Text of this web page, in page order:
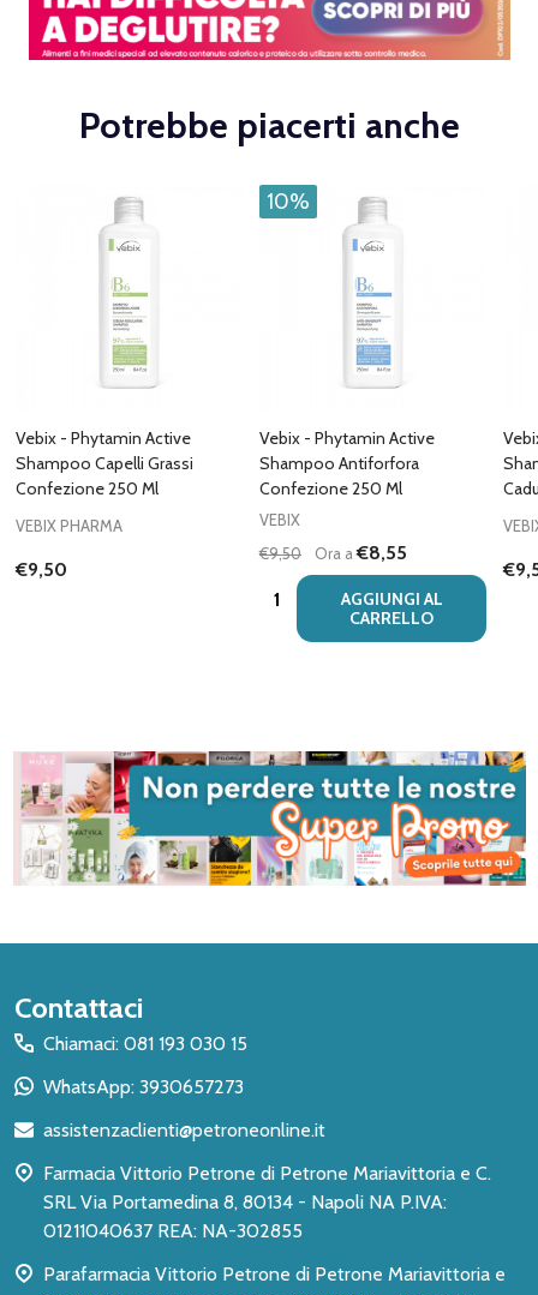
Potrebbe piacerti anche
Vebix - Phytamin Active
Shampoo Capelli Grassi
Confezione 250 Ml
VEBIX PHARMA
€9,50
10%
Vebix - Phytamin Active
Shampoo Antiforfora
Confezione 250 Ml
VEBIX
€9,50
Ora a€8,55
Quantità:
AGGIUNGI AL
CARRELLO
Inizio
del
piè
pagina
Contattaci
Chiamaci: 081 193 030 15
WhatsApp: 3930657273
assistenzaclienti@petroneonline.it
Farmacia Vittorio Petrone di Petrone Mariavittoria e C.
SRL Via Portamedina 8, 80134 - Napoli NA P.IVA:
01211040637 REA: NA-302855
Parafarmacia Vittorio Petrone di Petrone Mariavittoria e